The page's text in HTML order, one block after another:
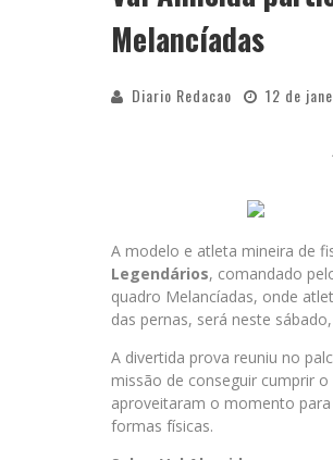
Melancíadas
Diario Redacao 12 de
A modelo e atleta mineira de
Legendários, comandado
quadro Melancíadas, onde
das pernas, será neste
A divertida prova reuniu no
missão de conseguir cumprir
aproveitaram o momento
formas físicas.